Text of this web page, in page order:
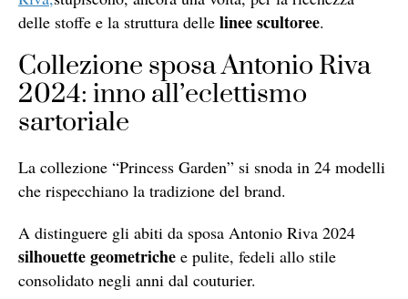
delle stoffe e la struttura delle linee scultoree.
Collezione sposa Antonio Riva
2024: inno all’eclettismo
sartoriale
La collezione “Princess Garden” si snoda in 24 modelli
che rispecchiano la tradizione del brand.
A distinguere gli abiti da sposa Antonio Riva 2024
silhouette geometriche e pulite, fedeli allo stile
consolidato negli anni dal couturier.